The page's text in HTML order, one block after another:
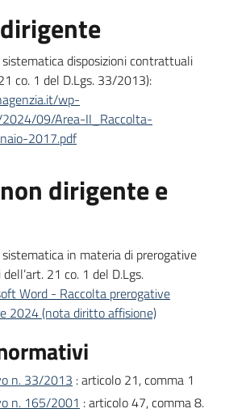
disposizioni contrattuali
co. 1 del D.Lgs. 33/2013):
wp-
09/Area-II_Raccolta-
2017.pdf
dirigente e
in materia di prerogative
21 co. 1 del D.Lgs.
Word - Raccolta prerogative
2024 (nota diritto affisione)
n. 33/2013 : articolo 21, comma 1
n. 165/2001 : articolo 47, comma 8.